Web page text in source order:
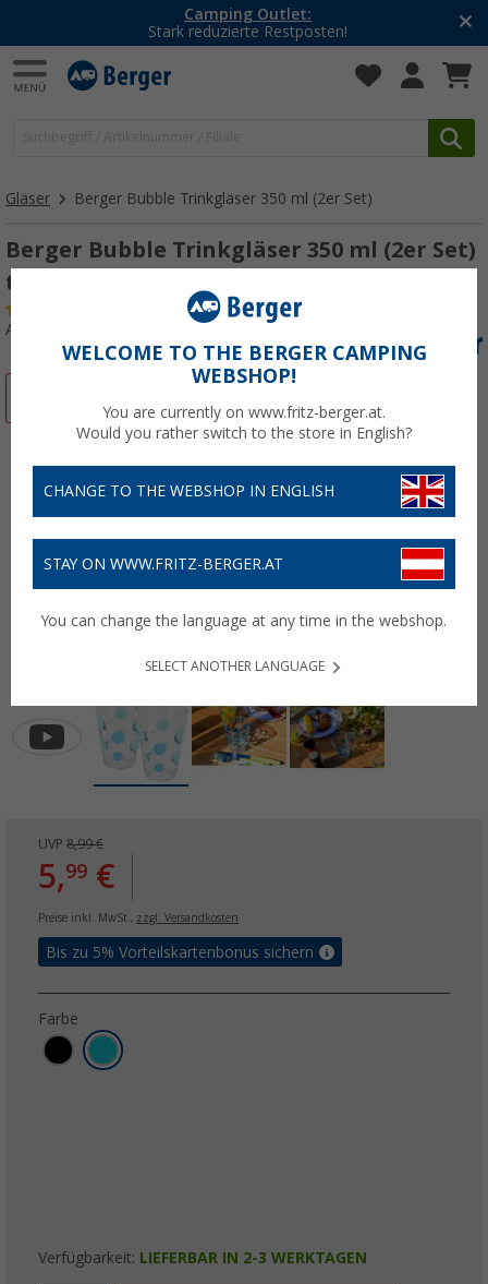
Camping Outlet:
Stark reduzierte Restposten!
Gläser Berger Bubble Trinkgläser 350 ml (2er Set)
Berger Bubble Trinkgläser 350 ml (2er Set)
türkis
Art.-Nr.: 445070
UVP 8,99 €
5,99 €
Preise inkl. MwSt., zzgl. Versandkosten
Bis zu 5% Vorteilskartenbonus sichern
Farbe
Verfügbarkeit: LIEFERBAR IN 2-3 WERKTAGEN
WELCOME TO THE BERGER CAMPING
WEBSHOP!
You are currently on www.fritz-berger.at.
Would you rather switch to the store in English?
CHANGE TO THE WEBSHOP IN ENGLISH
STAY ON WWW.FRITZ-BERGER.AT
You can change the language at any time in the webshop.
SELECT ANOTHER LANGUAGE